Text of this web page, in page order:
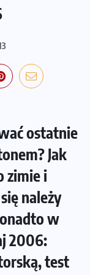
ostatnie
Jak
zimie i
należy
w
2006:
test